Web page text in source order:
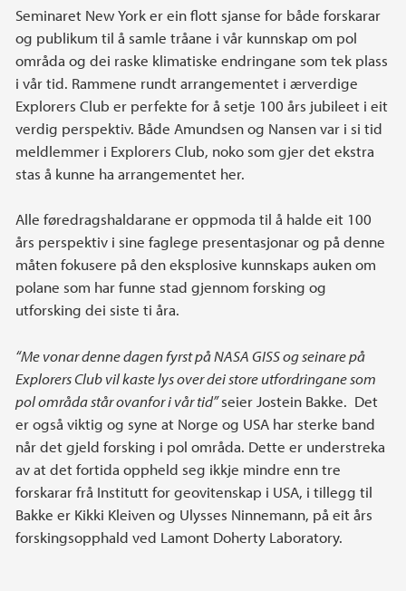
Seminaret New York er ein flott sjanse for både forskarar
og publikum til å samle tråane i vår kunnskap om pol
områda og dei raske klimatiske endringane som tek plass
i vår tid. Rammene rundt arrangementet i ærverdige
Explorers Club er perfekte for å setje 100 års jubileet i eit
verdig perspektiv. Både Amundsen og Nansen var i si tid
meldlemmer i Explorers Club, noko som gjer det ekstra
stas å kunne ha arrangementet her.
Alle føredragshaldarane er oppmoda til å halde eit 100
års perspektiv i sine faglege presentasjonar og på denne
måten fokusere på den eksplosive kunnskaps auken om
polane som har funne stad gjennom forsking og
utforsking dei siste ti åra.
“Me vonar denne dagen fyrst på NASA GISS og seinare på
Explorers Club vil kaste lys over dei store utfordringane som
pol områda står ovanfor i vår tid”seier Jostein Bakke. Det
er også viktig og syne at Norge og USA har sterke band
når det gjeld forsking i pol områda. Dette er understreka
av at det fortida oppheld seg ikkje mindre enn tre
forskarar frå Institutt for geovitenskap i USA, i tillegg til
Bakke er Kikki Kleiven og Ulysses Ninnemann, på eit års
forskingsopphald ved Lamont Doherty Laboratory.